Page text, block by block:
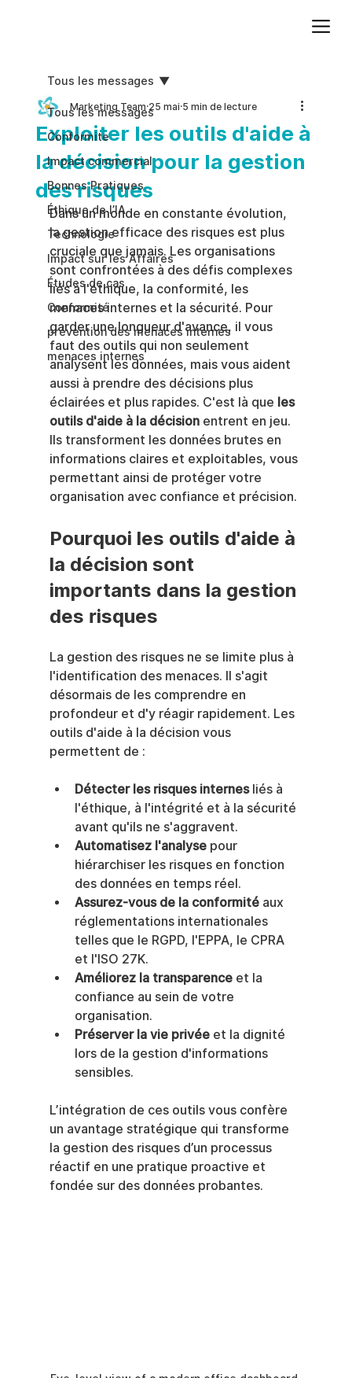
Tous les messages
Conformite
Impact commercial
Bonnes Pratiques
Éthique de l’IA
Technologie
Impact sur les Affaires
Études de cas
Conformité
prévention des menaces internes
menaces internes
Tous les messages
Exploiter les outils d'aide à
la décision pour la gestion
des risques
Marketing Team 25 mai 5 min de lecture
Dans un monde en constante évolution,
la gestion efficace des risques est plus
cruciale que jamais. Les organisations
sont confrontées à des défis complexes
liés à l'éthique, la conformité, les
menaces internes et la sécurité. Pour
garder une longueur d'avance, il vous
faut des outils qui non seulement
analysent les données, mais vous aident
aussi à prendre des décisions plus
éclairées et plus rapides. C'est là que les
outils d'aide à la décision entrent en jeu.
Ils transforment les données brutes en
informations claires et exploitables, vous
permettant ainsi de protéger votre
organisation avec confiance et précision.
Pourquoi les outils d'aide à
la décision sont
importants dans la gestion
des risques
La gestion des risques ne se limite plus à
l'identification des menaces. Il s'agit
désormais de les comprendre en
profondeur et d'y réagir rapidement. Les
outils d'aide à la décision vous
permettent de :
Détecter les risques internes liés à
l'éthique, à l'intégrité et à la sécurité
avant qu'ils ne s'aggravent.
Automatisez l'analyse pour
hiérarchiser les risques en fonction
des données en temps réel.
Assurez-vous de la conformité aux
réglementations internationales
telles que le RGPD, l'EPPA, le CPRA
et l'ISO 27K.
Améliorez la transparence et la
confiance au sein de votre
organisation.
Préserver la vie privée et la dignité
lors de la gestion d'informations
sensibles.
L’intégration de ces outils vous confère
un avantage stratégique qui transforme
la gestion des risques d’un processus
réactif en une pratique proactive et
fondée sur des données probantes.